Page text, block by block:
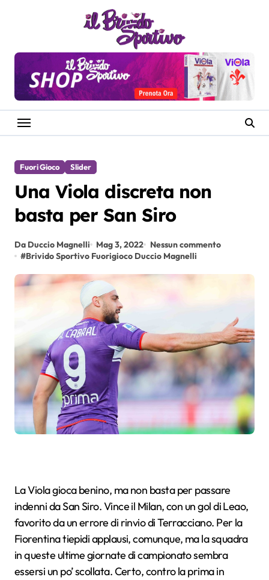
Fuori Gioco Slider
Una Viola discreta non
basta per San Siro
Da Duccio Magnelli Mag 3, 2022
Nessun commento
#Brivido Sportivo Fuorigioco Duccio Magnelli
La Viola gioca benino, ma non basta per passare
indenni da San Siro. Vince il Milan, con un gol di Leao,
favorito da un errore di rinvio di Terracciano. Per la
Fiorentina tiepidi applausi, comunque, ma la squadra
in queste ultime giornate di campionato sembra
essersi un po’ scollata. Certo, contro la prima in